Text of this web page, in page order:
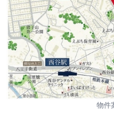
物件